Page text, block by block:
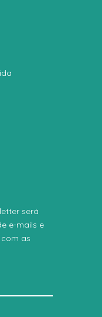
será
e-mails e
as